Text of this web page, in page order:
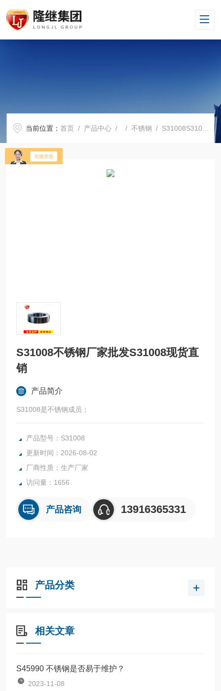
当前位置：首页 / 产品中心 / /不锈钢 / S31008S31008不锈钢厂家批发S31008现货直销
S31008不锈钢厂家批发S31008现货直
销
产品简介
S31008是不锈钢成员；
产品型号：S31008
更新时间：2026-08-02
厂商性质：生产厂家
访问量：1656
产品咨询 13916365331
产品分类
相关文章
S45990 不锈钢是否易于维护？
2023-11-08